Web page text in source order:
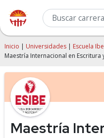
Inicio | Universidades | Escuela
Maestría Internacional en Escritura
Maestría